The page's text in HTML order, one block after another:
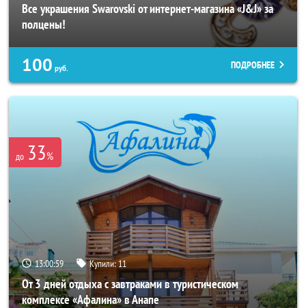
Все украшения Swarovski от интернет-магазина «J&J» за
полцены!
100 руб. ПОДРОБНЕЕ
до 33%
13:00:55 Купили:11
От 3 дней отдыха с завтраками в туристическом
комплексе «Афалина» в Анапе